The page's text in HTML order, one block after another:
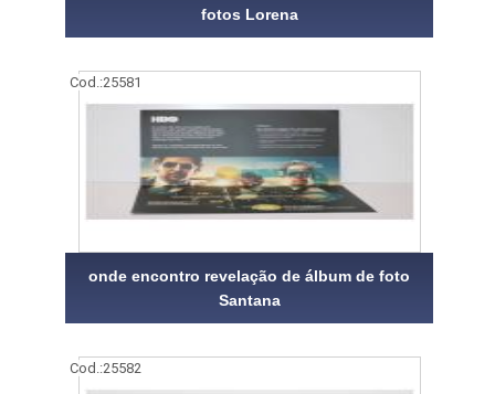
fotos Lorena
Cod.:25581
onde encontro revelação de álbum de foto
Santana
Cod.:25582